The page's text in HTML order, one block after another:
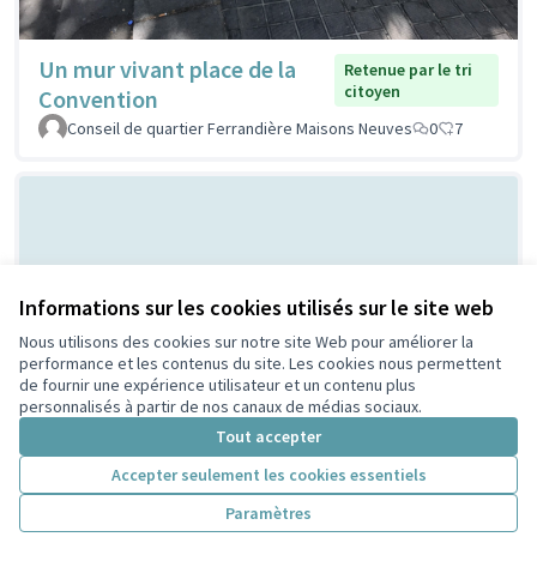
Informations sur les cookies utilisés sur le site web
Nous utilisons des cookies sur notre site Web pour améliorer la
performance et les contenus du site. Les cookies nous permettent
de fournir une expérience utilisateur et un contenu plus
personnalisés à partir de nos canaux de médias sociaux.
Tout accepter
Accepter seulement les cookies essentiels
Paramètres
Un mur vivant place de la
Convention
Retenue par le tri
citoyen
Conseil de quartier Ferrandière Maisons Neuves
0 7
Bal Populaire place Lazare
Goujon
Non retenue par le tri
citoyen